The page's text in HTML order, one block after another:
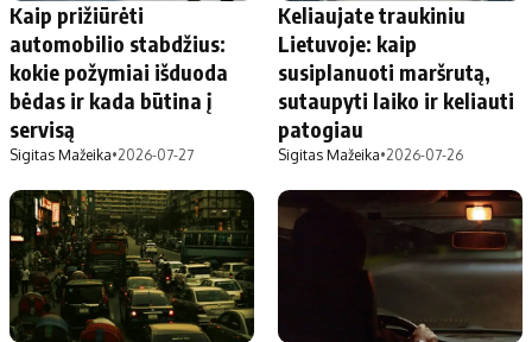
Kaip prižiūrėti
automobilio stabdžius:
kokie požymiai išduoda
bėdas ir kada būtina į
servisą
Sigitas Mažeika•2026-07-27
Keliaujate traukiniu
Lietuvoje: kaip
susiplanuoti maršrutą,
sutaupyti laiko ir keliauti
patogiau
Sigitas Mažeika•2026-07-26